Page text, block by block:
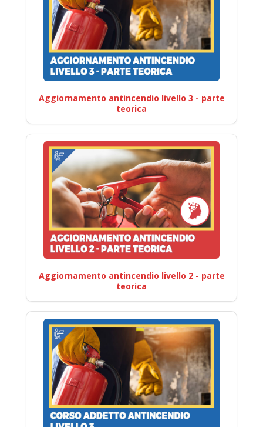
Aggiornamento antincendio livello 3 - parte
teorica
Aggiornamento antincendio livello 2 - parte
teorica